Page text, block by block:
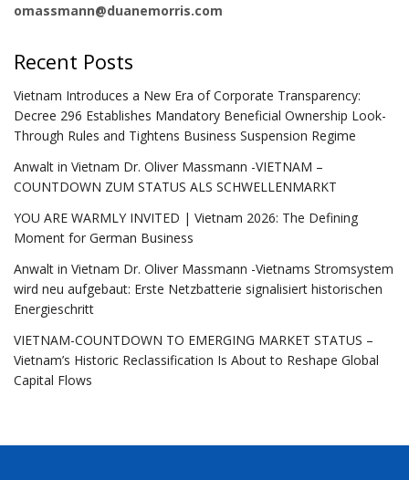
omassmann@duanemorris.com
Recent Posts
Vietnam Introduces a New Era of Corporate Transparency:
Decree 296 Establishes Mandatory Beneficial Ownership Look-
Through Rules and Tightens Business Suspension Regime
Anwalt in Vietnam Dr. Oliver Massmann -VIETNAM –
COUNTDOWN ZUM STATUS ALS SCHWELLENMARKT
YOU ARE WARMLY INVITED | Vietnam 2026: The Defining
Moment for German Business
Anwalt in Vietnam Dr. Oliver Massmann -Vietnams Stromsystem
wird neu aufgebaut: Erste Netzbatterie signalisiert historischen
Energieschritt
VIETNAM-COUNTDOWN TO EMERGING MARKET STATUS –
Vietnam’s Historic Reclassification Is About to Reshape Global
Capital Flows